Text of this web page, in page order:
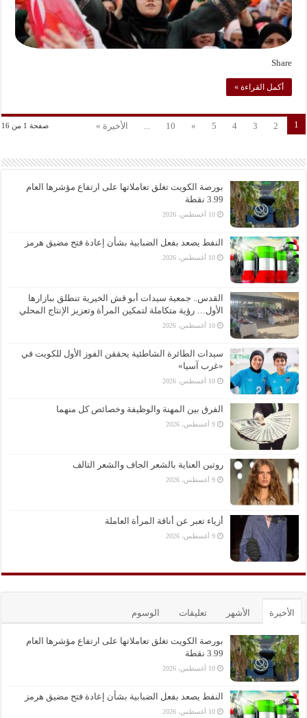
Share
أكمل القراءة »
صفحة 1 من 16 1
2
3
4
5
»
10 الأخيرة »
بورصة الكويت تغلق تعاملاتها على ارتفاع مؤشرها العام
3.99 نقطة
10 أغسطس، 2026
النفط يصعد بفعل الضبابية بشأن إعادة فتح مضيق هرمز
10 أغسطس، 2026
القدس.. جمعية سيدات أبو قش الخيرية تنطلق ببازارها
الأول… رؤية متكاملة لتمكين المرأة وتعزيز الإنتاج المحلي
10 أغسطس، 2026
سيدات الطائرة الشاطئية يحققن الفوز الأول للكويت في
«غرب آسيا»
10 أغسطس، 2026
الفرق بين المهنة والوظيفة وخصائص كل منهما
9 أغسطس، 2026
روتين العناية بالشعر الجاف والشعر التالف
9 أغسطس، 2026
أزياء تعبر عن أناقة المرأة العاملة
9 أغسطس، 2026
الأخيرة الأشهر تعليقات الوسوم
بورصة الكويت تغلق تعاملاتها على ارتفاع مؤشرها العام
3.99 نقطة
10 أغسطس، 2026
النفط يصعد بفعل الضبابية بشأن إعادة فتح مضيق هرمز
10 أغسطس، 2026